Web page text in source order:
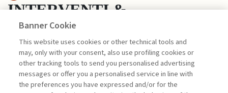
INTERVENTI &
INTERVISTE
GESTIRE IL PORTAFOGLIO
DELLA NATURA: ...
di Partha Dasgupta
Banner Cookie
This website uses cookies or other technical tools and
may, only with your consent, also use profiling cookies or
other tracking tools to send you personalised advertising
messages or offer you a personalised service in line with
the preferences you have expressed and/or for the